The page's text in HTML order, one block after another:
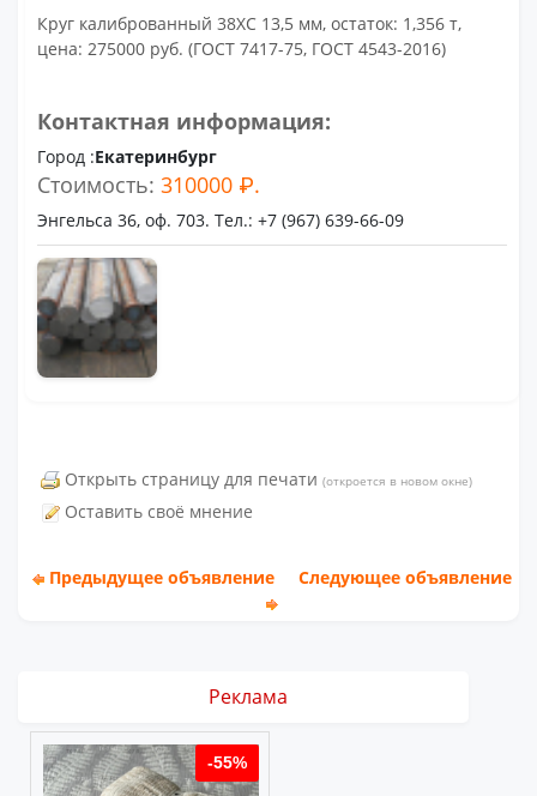
Круг калиброванный 38ХС 13,5 мм, остаток: 1,356 т,
цена: 275000 руб. (ГОСТ 7417-75, ГОСТ 4543-2016)
Контактная информация:
Город :Екатеринбург
Стоимость:310000 ₽.
Энгельса 36, оф. 703. Тел.: +7 (967) 639-66-09
Открыть страницу для печати (откроется в новом окне)
Оставить своё мнение
Предыдущее объявление Следующее объявление
Реклама
-55%